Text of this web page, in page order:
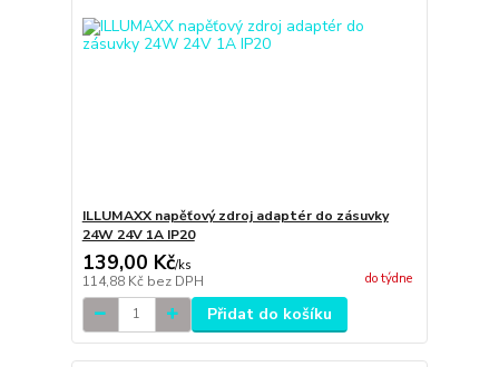
ILLUMAXX napěťový zdroj adaptér do zásuvky
24W 24V 1A IP20
139,00 Kč/ks
114,88 Kč bez DPH do týdne
Přidat do košíku